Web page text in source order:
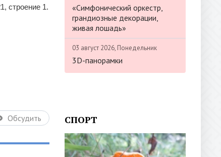
строение 1.
Обсудить
«Симфонический оркестр,
грандиозные декорации,
живая лошадь»
03 август 2026, Понедельник
3D-панорамки
СПОРТ